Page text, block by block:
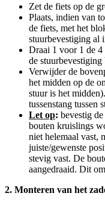
Zet de fiets op de
Plaats, indien van
de fiets, met het
stuurbevestiging al
Draai 1 voor 1 de 4
de stuurbevestiging
Verwijder de
het midden op de
stuur is het
tussenstang tussen
Let op: bevestig
bouten kruislings
niet helemaal vast,
juiste/gewenste
stevig vast. De
aangedraaid. Dit
2. Monteren van het